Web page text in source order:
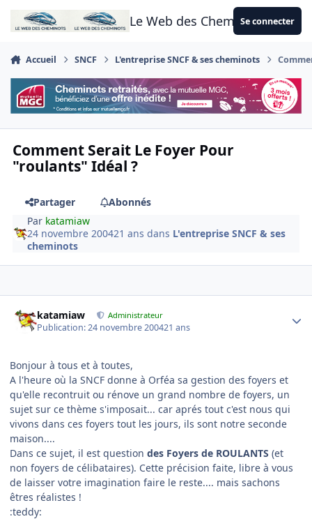
Aller au contenu
Le Web des CheminotsSe connecter
Accueil SNCF L'entreprise SNCF & ses cheminots
Comment Serait Le Foyer Pour
"roulants" Idéal ?
Partager
Abonnés
Par katamiaw
24 novembre 200421 ans dans L'entreprise SNCF & ses
cheminots
katamiaw Administrateur
Publication:24 novembre 200421 ans
Bonjour à tous et à toutes,
A l'heure où la SNCF donne à Orféa sa gestion des foyers et
qu'elle recontruit ou rénove un grand nombre de foyers, un
sujet sur ce thème s'imposait... car aprés tout c'est nous qui
vivons dans ces foyers tout les jours, ils sont notre seconde
maison....
Dans ce sujet, il est question des Foyers de ROULANTS (et
non foyers de célibataires). Cette précision faite, libre à vous
de laisser votre imagination faire le reste.... mais sachons
êtres réalistes !
:teddy: